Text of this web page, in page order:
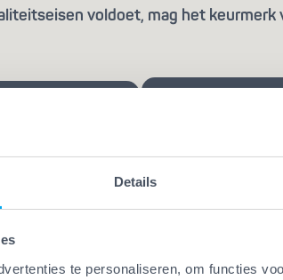
Details
te personaliseren, om functies
voldoet, mag het keurmerk